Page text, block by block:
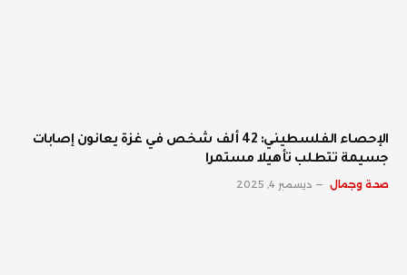
الإحصاء الفلسطيني: 42 ألف شخص في غزة يعانون إصابات
جسيمة تتطلب تأهيلا مستمرا
صحة وجمال ديسمبر 4, 2025